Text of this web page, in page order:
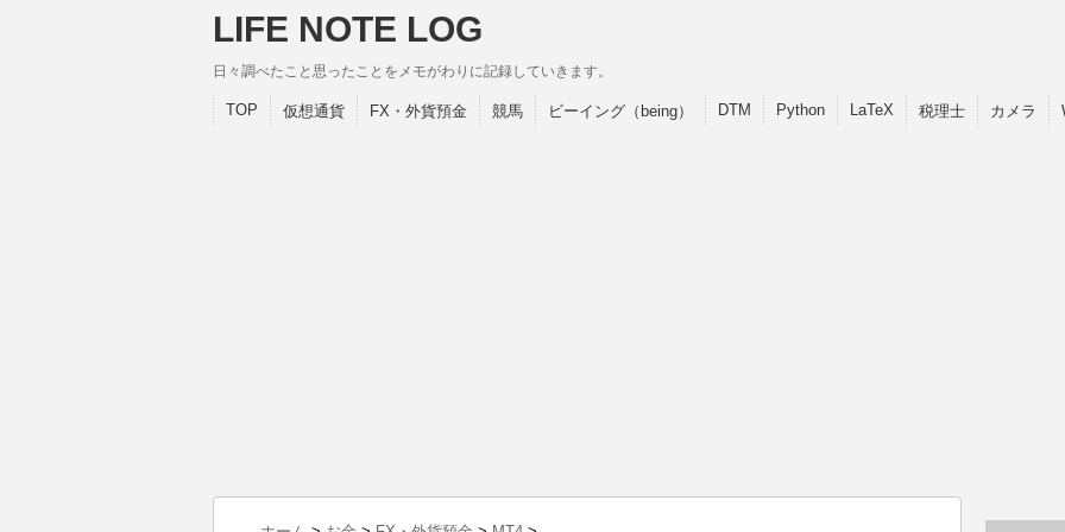
LIFE NOTE LOG
日々調べたこと思ったことをメモがわりに記録していきます。
TOP 仮想通貨 FX・外貨預金 競馬 ビーイング（being） DTM Python LaTeX 税理士 カメラ